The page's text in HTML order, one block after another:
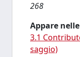
268
Appare
3.1
saggio)